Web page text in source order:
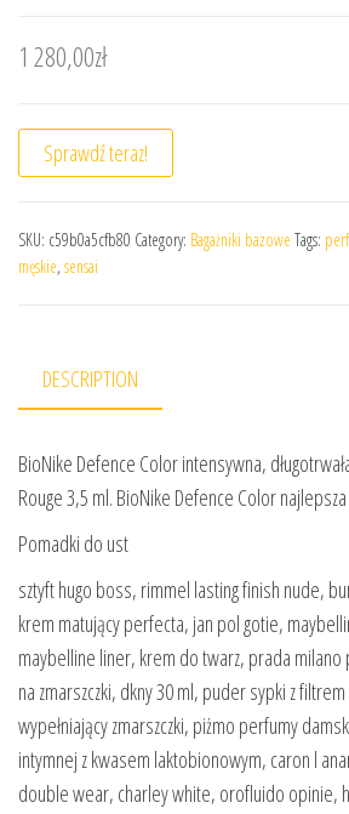
1 280,00zł
Sprawdź teraz!
SKU: c59b0a5cfb80 Category: Bagażniki bazowe Tags:
męskie, sensai
DESCRIPTION
BioNike Defence Color intensywna,
Rouge 3,5 ml. BioNike Defence Color
Pomadki do ust
sztyft hugo boss, rimmel lasting finish nude,
krem matujący perfecta, jan pol gotie,
maybelline liner, krem do twarz, prada
na zmarszczki, dkny 30 ml, puder sypki z
wypełniający zmarszczki, piżmo perfumy
intymnej z kwasem laktobionowym, caron l
double wear, charley white, orofluido opinie,